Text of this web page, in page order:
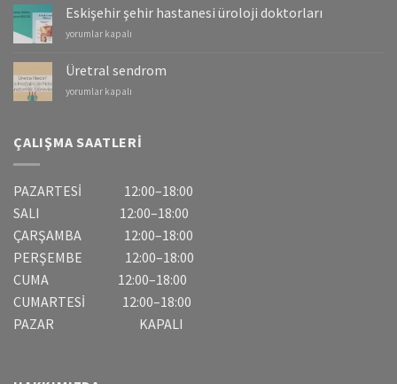
Mesane
Kanserleri
için
Eskişehir şehir hastanesi üroloji doktorları
Eskişehir
hastanesi
üroloji
doktorları
yorumlar kapalı
Üretral sendrom
Üretral
yorumlar kapalı
ÇALIŞMA SAATLERI
PAZARTESİ 12:00–18:00
SALI 12:00–18:00
ÇARŞAMBA 12:00–18:00
PERŞEMBE 12:00–18:00
CUMA 12:00–18:00
CUMARTESİ 12:00–18:00
PAZAR KAPALI